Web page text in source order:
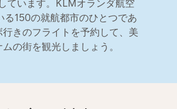
ています。KLMオランダ航空
る150の就航都市のひとつであ
行きのフライトを予約して、美
の街を観光しましょう。